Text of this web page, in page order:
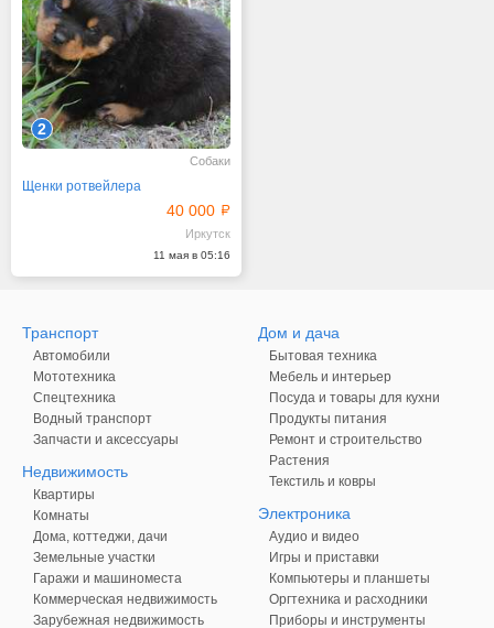
2
Собаки
Щенки ротвейлера
40 000
Иркутск
11 мая в 05:16
Транспорт
Автомобили
Мототехника
Спецтехника
Водный транспорт
Запчасти и аксессуары
Недвижимость
Квартиры
Комнаты
Дома, коттеджи, дачи
Земельные участки
Гаражи и машиноместа
Коммерческая недвижимость
Зарубежная недвижимость
Дом и дача
Бытовая техника
Мебель и интерьер
Посуда и товары для кухни
Продукты питания
Ремонт и строительство
Растения
Текстиль и ковры
Электроника
Аудио и видео
Игры и приставки
Компьютеры и планшеты
Оргтехника и расходники
Приборы и инструменты